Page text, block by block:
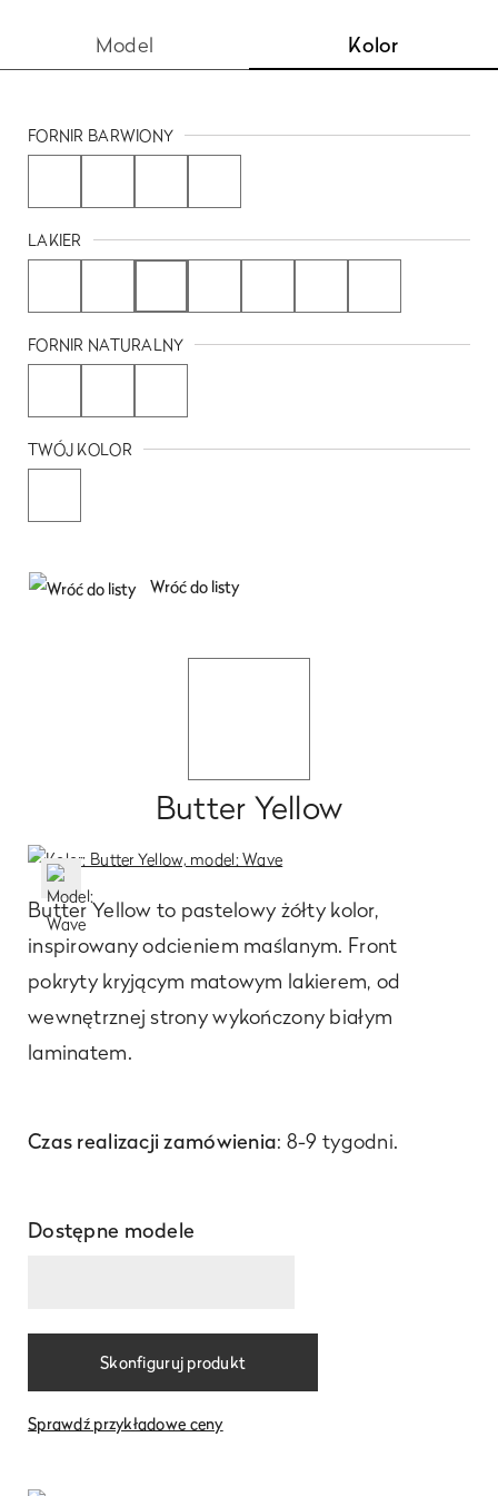
Model Kolor
FORNIR BARWIONY
LAKIER
FORNIR NATURALNY
TWÓJ KOLOR
Wróć do listy
Butter Yellow
Butter Yellow to pastelowy żółty kolor,
inspirowany odcieniem maślanym. Front
pokryty kryjącym matowym lakierem, od
wewnętrznej strony wykończony białym
laminatem.
Czas realizacji zamówienia: 8-9 tygodni.
Dostępne modele
Skonfiguruj produkt
Sprawdź przykładowe ceny